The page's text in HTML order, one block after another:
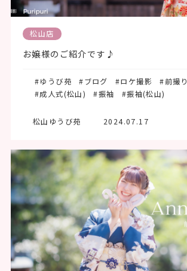
松山店
お嬢様のご紹介です♪
#ゆうび苑 #ブログ #ロケ撮影
#前撮り
#成人式(松山)
#振袖 #振袖(松山)
松山ゆうび苑 2024.07.17